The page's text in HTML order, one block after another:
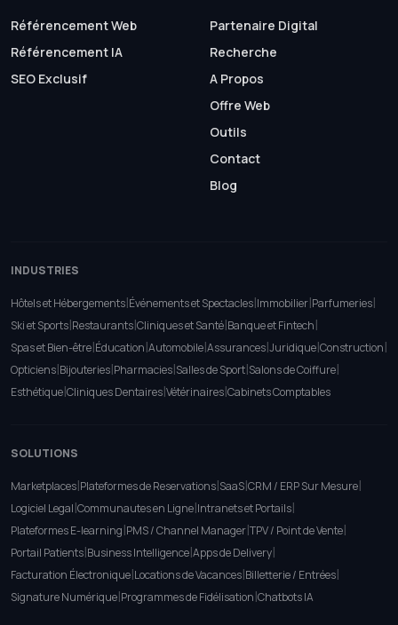
Référencement Web
Référencement IA
SEO Exclusif
Partenaire Digital
Recherche
A Propos
Offre Web
Outils
Contact
Blog
INDUSTRIES
Hôtels et Hébergements|Événements et Spectacles|Immobilier|Parfumeries|
Ski et Sports|Restaurants|Cliniques et Santé|Banque et Fintech|
Spas et Bien-être|Éducation|Automobile|Assurances|Juridique|Construction|
Opticiens|Bijouteries|Pharmacies|Salles de Sport|Salons de Coiffure|
Esthétique|Cliniques Dentaires|Vétérinaires|Cabinets Comptables
SOLUTIONS
Marketplaces|Plateformes de Reservations|SaaS|CRM / ERP Sur Mesure|
Logiciel Legal|Communautes en Ligne|Intranets et Portails|
Plateformes E-learning|PMS / Channel Manager|TPV / Point de Vente|
Portail Patients|Business Intelligence|Apps de Delivery|
Facturation Électronique|Locations de Vacances|Billetterie / Entrées|
Signature Numérique|Programmes de Fidélisation|Chatbots IA